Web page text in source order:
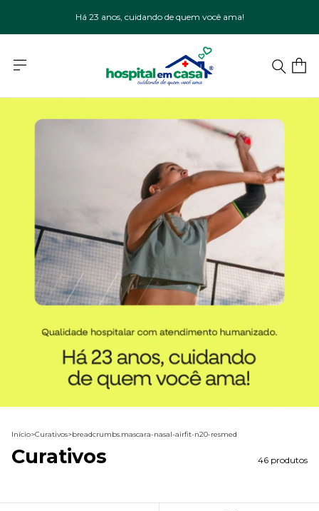
Há 23 anos, cuidando de quem você ama!
Início>Curativos>breadcrumbs.mascara-nasal-airfit-n20-resmed
Curativos 46 produtos